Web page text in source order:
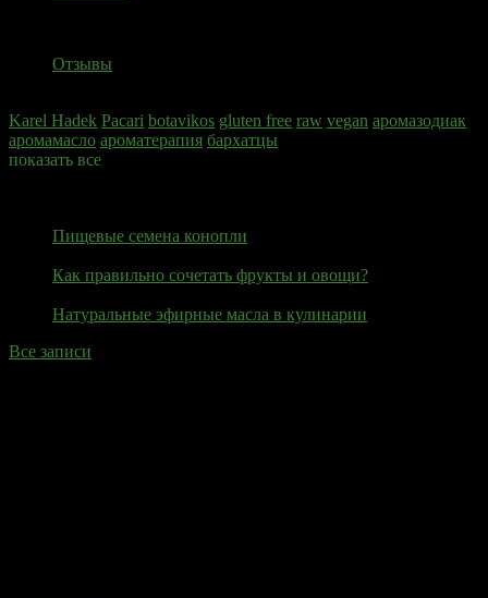
Отзывы
Karel Hadek Pacari botavikos gluten free raw vegan аромазодиак
аромамасло ароматерапия бархатцы
показать все
Пищевые семена конопли
Как правильно сочетать фрукты и овощи?
Натуральные эфирные масла в кулинарии
Все записи